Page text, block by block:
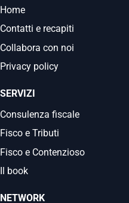
Home
Contatti e recapiti
Collabora con noi
Privacy policy
SERVIZI
Consulenza fiscale
Fisco e Tributi
Fisco e Contenzioso
Il book
NETWORK